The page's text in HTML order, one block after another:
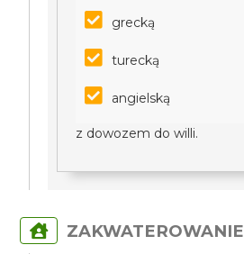
grecką
turecką
angielską
z dowozem do willi.
ZAKWATEROWANIE